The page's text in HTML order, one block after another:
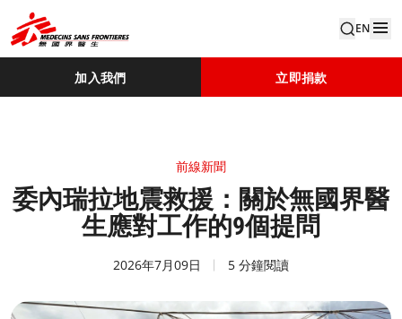
EN
加入我們 立即捐款
前線新聞
委內瑞拉地震救援：關於無國界醫
生應對工作的9個提問
2026年7月09日 5 分鐘閱讀